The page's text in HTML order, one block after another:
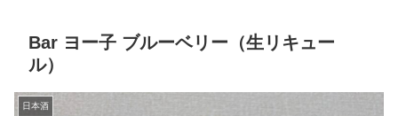
Bar ヨー子 ブルーベリー（生リキュー
ル）
日本酒